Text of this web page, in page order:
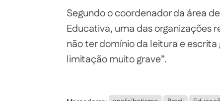
Segundo o coordenador da área
Educativa, uma das organizações
não ter domínio da leitura e
limitação muito grave”.